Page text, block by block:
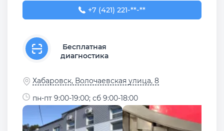
+7 (421) 221-60-39
+7 (421) 221-**-**
Бесплатная
диагностика
Хабаровск, Волочаевская улица, 8
пн-пт 9:00-19:00; сб 9:00-18:00